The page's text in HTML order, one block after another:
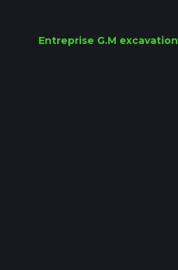
Entreprise G.M excavation